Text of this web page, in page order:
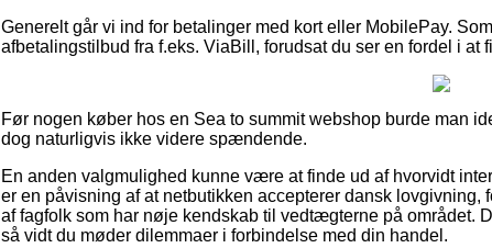
Generelt går vi ind for betalinger med kort eller MobilePay.
afbetalingstilbud fra f.eks. ViaBill, forudsat du ser en fordel i at
Før nogen køber hos en Sea to summit webshop burde man
dog naturligvis ikke videre spændende.
En anden valgmulighed kunne være at finde ud af hvorvidt
er en påvisning af at netbutikken accepterer dansk
af fagfolk som har nøje kendskab til vedtægterne på området.
så vidt du møder dilemmaer i forbindelse med din handel.